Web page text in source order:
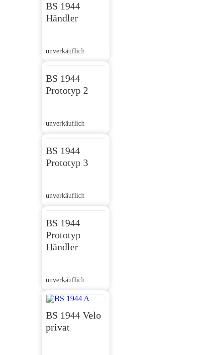
BS 1944
Händler
unverkäuflich
BS 1944
Prototyp 2
unverkäuflich
BS 1944
Prototyp 3
unverkäuflich
BS 1944
Prototyp
Händler
unverkäuflich
BS 1944 Velo
privat